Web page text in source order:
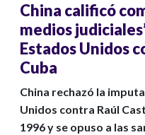
China calificó
medios
Estados Unidos
Cuba
China rechazó la
Unidos contra Raúl
1996 y se opuso a las